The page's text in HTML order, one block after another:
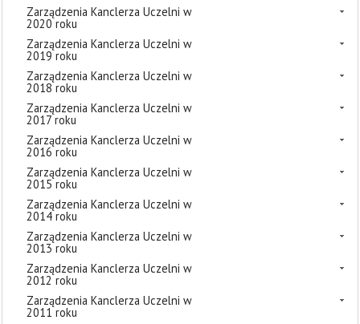
Zarządzenia Kanclerza Uczelni w
2020 roku
Zarządzenia Kanclerza Uczelni w
2019 roku
Zarządzenia Kanclerza Uczelni w
2018 roku
Zarządzenia Kanclerza Uczelni w
2017 roku
Zarządzenia Kanclerza Uczelni w
2016 roku
Zarządzenia Kanclerza Uczelni w
2015 roku
Zarządzenia Kanclerza Uczelni w
2014 roku
Zarządzenia Kanclerza Uczelni w
2013 roku
Zarządzenia Kanclerza Uczelni w
2012 roku
Zarządzenia Kanclerza Uczelni w
2011 roku